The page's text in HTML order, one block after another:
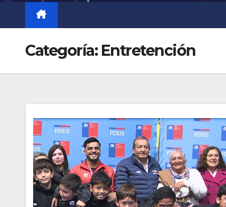
Categoría: Entretención